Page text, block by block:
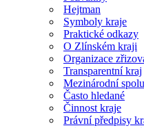
Hejtman
Symboly kraje
Praktické odkazy
O Zlínském kraji
Organizace
Transparentní kraj
Mezinárodní
Často hledané
Činnost kraje
Právní předpisy